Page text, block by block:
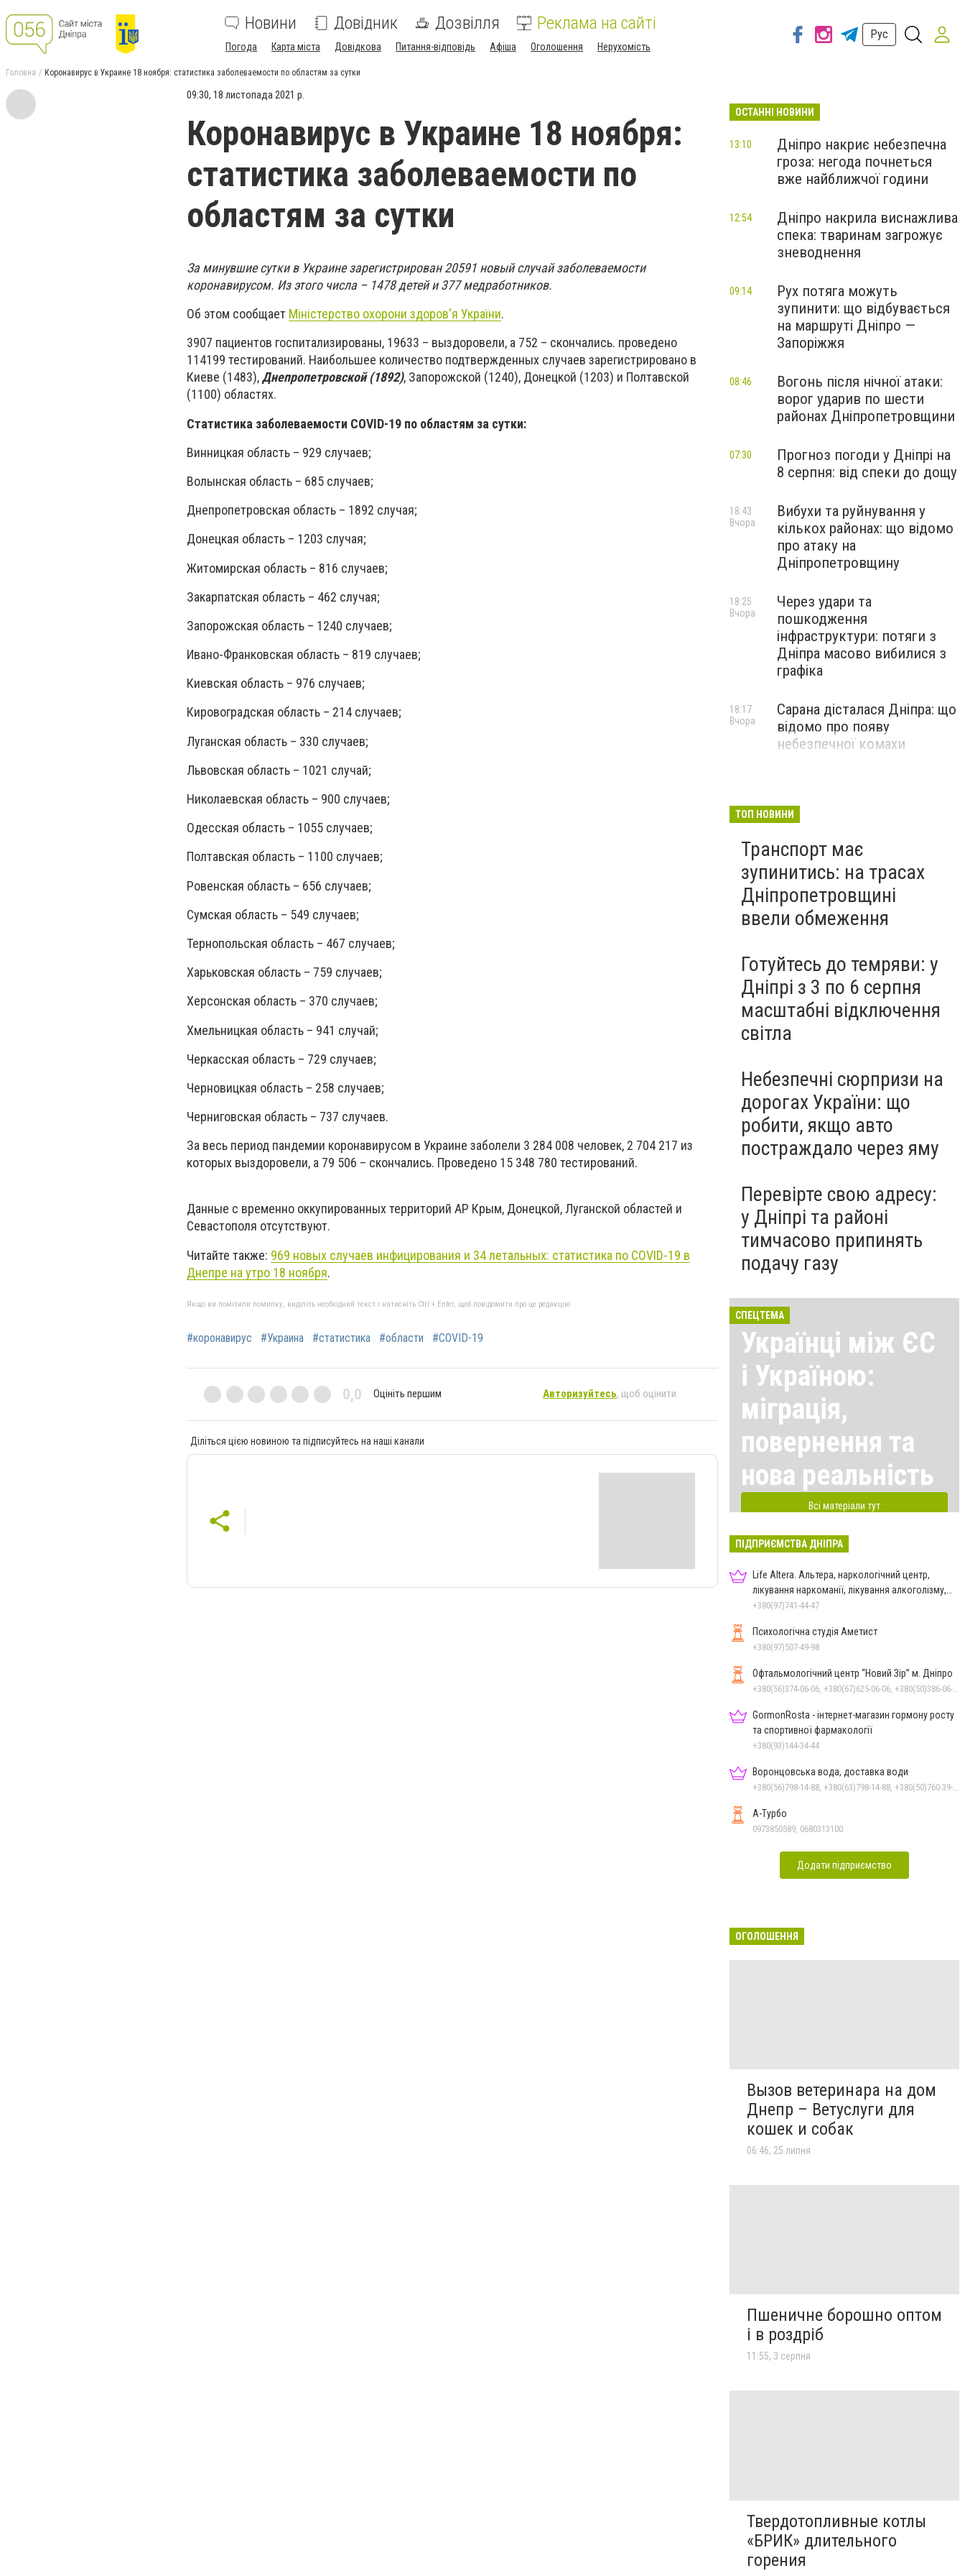
Новини Довідник Дозвілля Реклама на сайті
Погода Карта міста Довідкова Питання-відповідь Афіша Оголошення Нерухомість
Рус
Головна Коронавирус в Украине 18 ноября: статистика заболеваемости по областям за сутки
09:30, 18 листопада 2021 р.
Коронавирус в Украине 18 ноября:
статистика заболеваемости по
областям за сутки
За минувшие сутки в Украине зарегистрирован 20591 новый случай заболеваемости
коронавирусом. Из этого числа – 1478 детей и 377 медработников.
Об этом сообщает Міністерство охорони здоров'я України.
3907 пациентов госпитализированы, 19633 – выздоровели, а 752 – скончались. проведено
114199 тестирований. Наибольшее количество подтвержденных случаев зарегистрировано в
Киеве (1483),Днепропетровской (1892), Запорожской (1240), Донецкой (1203) и Полтавской
(1100) областях.
Статистика заболеваемости COVID-19 по областям за сутки:
Винницкая область – 929 случаев;
Волынская область – 685 случаев;
Днепропетровская область – 1892 случая;
Донецкая область – 1203 случая;
Житомирская область – 816 случаев;
Закарпатская область – 462 случая;
Запорожская область – 1240 случаев;
Ивано-Франковская область – 819 случаев;
Киевская область – 976 случаев;
Кировоградская область – 214 случаев;
Луганская область – 330 случаев;
Львовская область – 1021 случай;
Николаевская область – 900 случаев;
Одесская область – 1055 случаев;
Полтавская область – 1100 случаев;
Ровенская область – 656 случаев;
Сумская область – 549 случаев;
Тернопольская область – 467 случаев;
Харьковская область – 759 случаев;
Херсонская область – 370 случаев;
Хмельницкая область – 941 случай;
Черкасская область – 729 случаев;
Черновицкая область – 258 случаев;
Черниговская область – 737 случаев.
За весь период пандемии коронавирусом в Украине заболели 3 284 008 человек, 2 704 217 из
которых выздоровели, а 79 506 – скончались. Проведено 15 348 780 тестирований.
Данные с временно оккупированных территорий АР Крым, Донецкой, Луганской областей и
Севастополя отсутствуют.
Читайте также: 969 новых случаев инфицирования и 34 летальных: статистика по COVID-19 в
Днепре на утро 18 ноября.
Якщо ви помітили помилку, виділіть необхідний текст і натисніть Ctrl + Enter, щоб повідомити про це редакцію
#коронавирус #Украина #статистика #области #COVID-19
0,0 Оцініть першим Авторизуйтесь, щоб оцінити
Діліться цією новиною та підписуйтесь на наші канали
ОСТАННІ НОВИНИ
Дніпро накриє небезпечна
гроза: негода почнеться
вже найближчої години
13:10
Дніпро накрила виснажлива
спека: тваринам загрожує
зневоднення
12:54
Рух потяга можуть
зупинити: що відбувається
на маршруті Дніпро —
Запоріжжя
09:14
Вогонь після нічної атаки:
ворог ударив по шести
районах Дніпропетровщини
08:46
Прогноз погоди у Дніпрі на
8 серпня: від спеки до дощу
07:30
Вибухи та руйнування у
кількох районах: що відомо
про атаку на
Дніпропетровщину
18:43
Вчора
Через удари та
пошкодження
інфраструктури: потяги з
Дніпра масово вибилися з
графіка
18:25
Вчора
Сарана дісталася Дніпра: що
відомо про появу
небезпечної комахи
18:17
Вчора
ТОП НОВИНИ
Транспорт має
зупинитись: на трасах
Дніпропетровщині
ввели обмеження
Готуйтесь до темряви: у
Дніпрі з 3 по 6 серпня
масштабні відключення
світла
Небезпечні сюрпризи на
дорогах України: що
робити, якщо авто
постраждало через яму
Перевірте свою адресу:
у Дніпрі та районі
тимчасово припинять
подачу газу
СПЕЦТЕМА
Українці між ЄС
і Україною:
міграція,
повернення та
нова реальність
Всі матеріали тут
ПІДПРИЄМСТВА ДНІПРА
Life Altera. Альтера, наркологічний центр,
лікування наркоманії, лікування алкоголізму,
зняття ломки
+380(97)741-44-47
Психологічна студія Аметист
+380(97)507-49-98
Офтальмологічний центр “Новий Зір” м. Дніпро
GormonRosta - інтернет-магазин гормону росту
та спортивної фармакології
+380(93)144-34-44
Воронцовська вода, доставка води
А-Турбо
0973850589, 0680313100
Додати підприємство
ОГОЛОШЕННЯ
Вызов ветеринара на дом
Днепр – Ветуслуги для
кошек и собак
06:46, 25 липня
Пшеничне борошно оптом
і в роздріб
11:55, 3 серпня
Твердотопливные котлы
«БРИК» длительного
горения